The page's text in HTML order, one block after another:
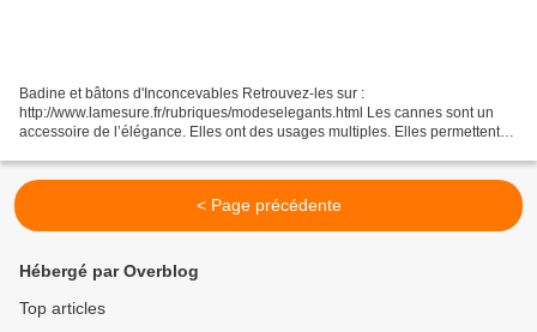
Badine et bâtons d'Inconcevables Retrouvez-les sur :
http://www.lamesure.fr/rubriques/modeselegants.html Les cannes sont un
accessoire de l’élégance. Elles ont des usages multiples. Elles permettent
< Page précédente
Hébergé par Overblog
Top articles